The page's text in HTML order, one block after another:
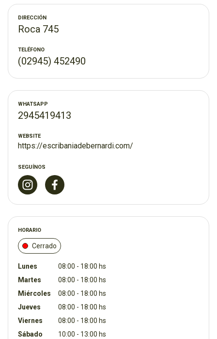
clientes y su documentación.
Su consulta es bienvenida.
DIRECCIÓN
Roca 745
TELÉFONO
(02945) 452490
WHATSAPP
2945419413
WEBSITE
https://escribaniadebernardi.com/
SEGUÍNOS
HORARIO
Cerrado
Lunes
08:00 - 18:00 hs
Martes
08:00 - 18:00 hs
Miércoles
08:00 - 18:00 hs
Jueves
08:00 - 18:00 hs
Viernes
08:00 - 18:00 hs
Sábado
10:00 - 13:00 hs